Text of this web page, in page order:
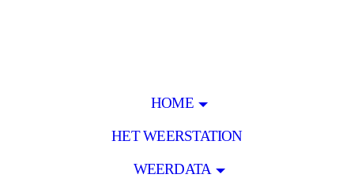
HOME
HET WEERSTATION
WEERDATA